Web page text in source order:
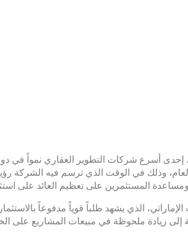
إحدى أسرع شركات التطوير العقاري نمواً في
(540 مليون دولار أمريكي) هذا العام، وذلك في الوقت الذي ترسم فيه
المستثمرين على تعظيم العائد على
الذي يشهد طلباً قوياً مدفوعاً
إلى زيادة ملحوظة في مبيعات المشاريع على